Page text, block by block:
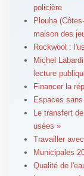
policière
Plouha
maison des
Rockwool :
Michel
lecture
Financer la
Espaces
Le transfert
usées »
Travailler
Municipales
Qualité de